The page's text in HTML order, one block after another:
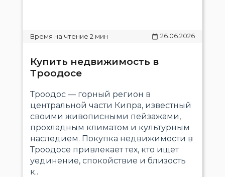
26.06.2026
Купить недвижимость в
Троодосе
Троодос — горный регион в
центральной части Кипра, известный
своими живописными пейзажами,
прохладным климатом и культурным
наследием. Покупка недвижимости в
Троодосе привлекает тех, кто ищет
уединение, спокойствие и близость
к..